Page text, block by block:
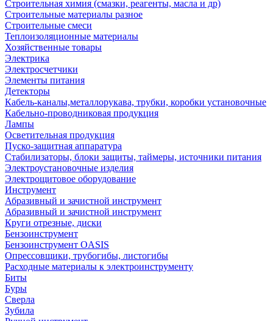
Строительная химия (смазки, реагенты, масла и др)
Строительные материалы разное
Строительные смеси
Теплоизоляционные материалы
Хозяйственные товары
Электрика
Электросчетчики
Элементы питания
Детекторы
Кабель-каналы,металлорукава, трубки, коробки установочные
Кабельно-проводниковая продукция
Лампы
Осветительная продукция
Пуско-защитная аппаратура
Стабилизаторы, блоки защиты, таймеры, источники питания
Электроустановочные изделия
Электрощитовое оборудование
Инструмент
Абразивный и зачистной инструмент
Абразивный и зачистной инструмент
Круги отрезные, диски
Бензоинструмент
Бензоинструмент OASIS
Опрессовщики, трубогибы, листогибы
Расходные материалы к электроинструменту
Биты
Буры
Сверла
Зубила